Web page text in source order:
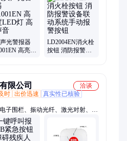
、防爆感烟、气体灭火、消防设
动报警、报警主机、手报按钮、防
卡、可燃气体探测器、红外火焰探
光警报器
高亮度
LD2004EN消火栓
按钮 消防报警设
限公司
洽谈
时 出价迅速
真实性已核验
子围栏、振动光纤、激光对射、周
防爆探测器、紧急求助报警按钮、
光纤、分布式振动光纤、红外对
激光电子围栏、红外警戒围栏、防